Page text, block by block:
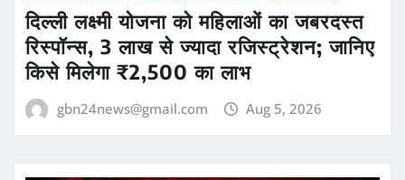
दिल्ली लक्ष्मी योजना को महिलाओं का जबरदस्त
रिस्पॉन्स, 3 लाख से ज्यादा रजिस्ट्रेशन; जानिए
किसे मिलेगा ₹2,500 का लाभ
gbn24news@gmail.com Aug 5, 2026